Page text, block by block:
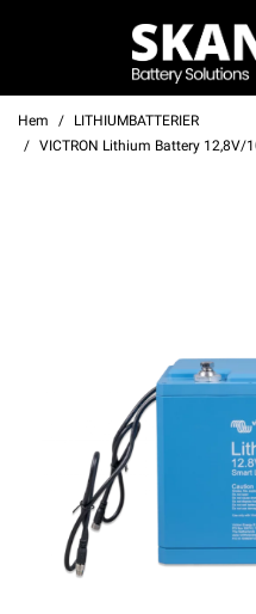
Hem
LITHIUMBATTERIER
VICTRON Lithium Battery 12,8V/